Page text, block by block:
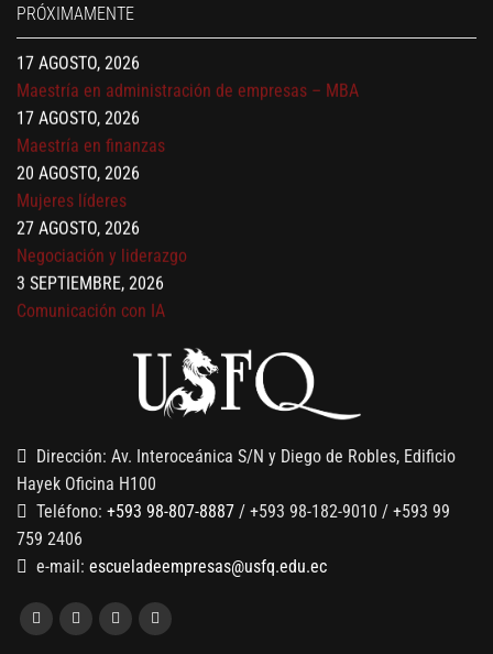
PRÓXIMAMENTE
Gerencia de empresas familiares
Maestría en administración de empresas – MBA
17 AGOSTO, 2026
Maestría en finanzas
20 AGOSTO, 2026
Mujeres líderes
27 AGOSTO, 2026
Negociación y liderazgo
3 SEPTIEMBRE, 2026
Comunicación con IA
7 SEPTIEMBRE, 2026
Gobernanza de datos
Finanzas para no financieros
Dirección: Av. Interoceánica S/N y Diego de Robles, Edificio
Hayek Oficina H100
Teléfono: +593 98-807-8887 / +593 98-182-9010 / +593 99
759 2406
e-mail: escueladeempresas@usfq.edu.ec